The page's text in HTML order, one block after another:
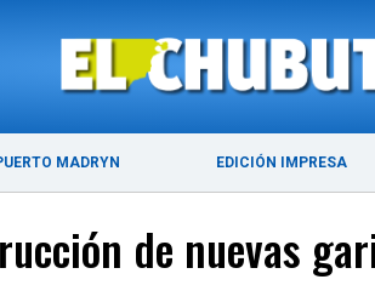
MADRYN EDICIÓN IMPRESA
ÚLTIMAS NOTICIAS
de nuevas